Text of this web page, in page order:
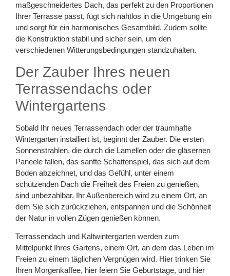
maßgeschneidertes Dach, das perfekt zu den Proportionen
Ihrer Terrasse passt, fügt sich nahtlos in die Umgebung ein
und sorgt für ein harmonisches Gesamtbild. Zudem sollte
die Konstruktion stabil und sicher sein, um den
verschiedenen Witterungsbedingungen standzuhalten.
Der Zauber Ihres neuen
Terrassendachs oder
Wintergartens
Sobald Ihr neues Terrassendach oder der traumhafte
Wintergarten installiert ist, beginnt der Zauber. Die ersten
Sonnenstrahlen, die durch die Lamellen oder die gläsernen
Paneele fallen, das sanfte Schattenspiel, das sich auf dem
Boden abzeichnet, und das Gefühl, unter einem
schützenden Dach die Freiheit des Freien zu genießen,
sind unbezahlbar. Ihr Außenbereich wird zu einem Ort, an
dem Sie sich zurückziehen, entspannen und die Schönheit
der Natur in vollen Zügen genießen können.
Terrassendach und Kaltwintergarten werden zum
Mittelpunkt Ihres Gartens, einem Ort, an dem das Leben im
Freien zu einem täglichen Vergnügen wird. Hier trinken Sie
Ihren Morgenkaffee, hier feiern Sie Geburtstage, und hier